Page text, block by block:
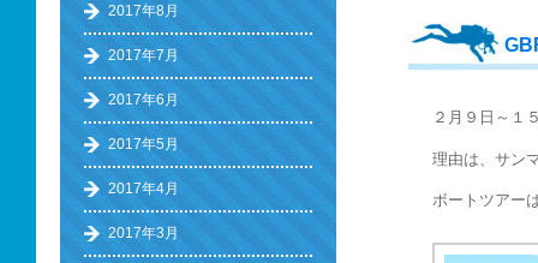
２月９日～１
理由は、サン
ボートツアー
2017年8月
2017年7月
2017年6月
2017年5月
2017年4月
2017年3月